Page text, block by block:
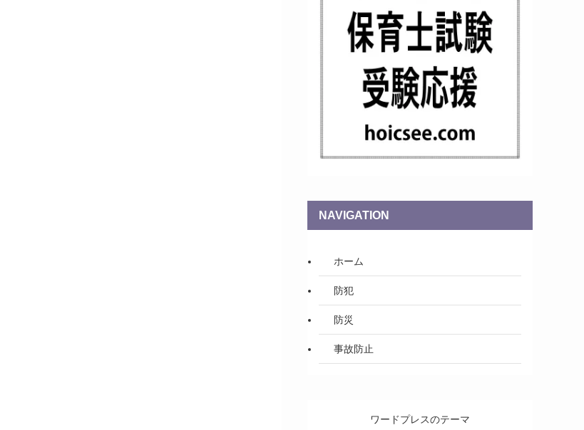
NAVIGATION
ホーム
防犯
防災
事故防止
ワードプレスのテーマ